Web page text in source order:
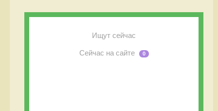
Ищут сейчас
Сейчас на сайте 0